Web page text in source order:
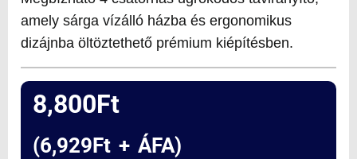
amely sárga vízálló házba és ergonomikus
dizájnba öltöztethető prémium kiépítésben.
8,800Ft
(6,929Ft + ÁFA)